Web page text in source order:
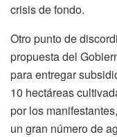
crisis de fondo.
Otro punto de
propuesta del
para entregar
10 hectáreas
por los
un gran número de